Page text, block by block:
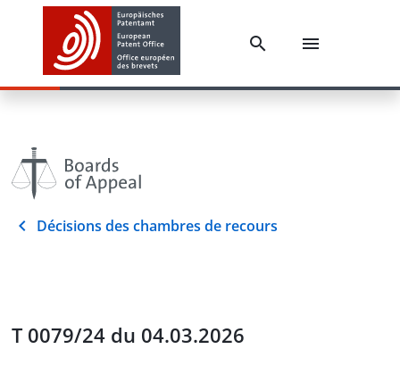
Décisions des chambres de recours
T 0079/24 du 04.03.2026